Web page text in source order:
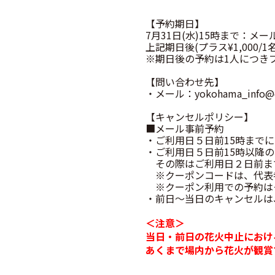
【予約期日】
7月31日(水)15時まで：メー
上記期日後(プラス¥1,000/1
※期日後の予約は1人につき
【問い合わせ先】
・メール：
【キャンセルポリシー】
■メール事前予約
・ご利用日５日前15時まで
・ご利用日５日前15時以降
その際はご利用日２日前
※クーポンコードは、代表
※クーポン利用での予約は
・前日〜当日のキャンセル
＜注意＞
当日・前日の花火中止にお
あくまで場内から花火が観